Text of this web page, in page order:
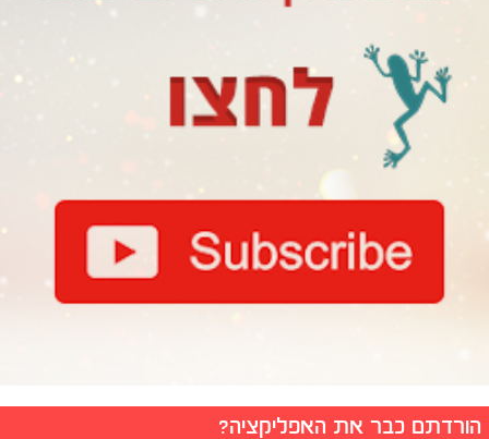
הורדתם כבר את האפליקציה?